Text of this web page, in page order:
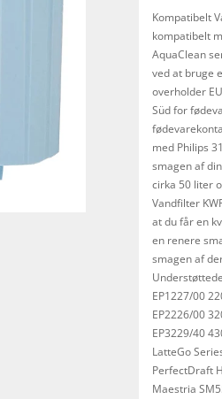
Kompatibelt
kompatibelt
AquaClean
ved at bruge
overholder
Süd for
med Philips
smagen af
cirka 50 liter
Vandfilter
at du får en
en renere
smagen af
EP1227/00
EP2226/00
EP3229/40
LatteGo
PerfectDraft
Maestria